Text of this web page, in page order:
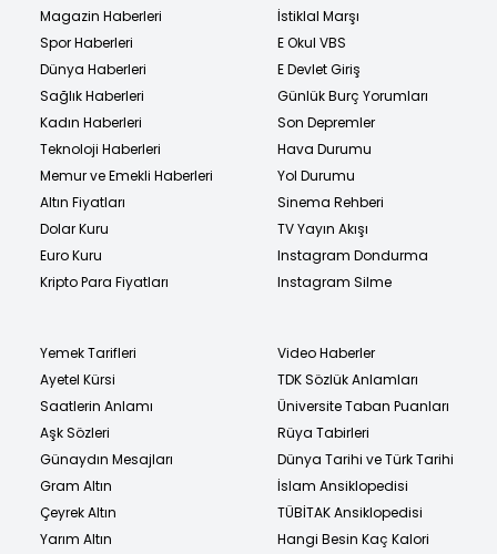
Magazin Haberleri
Spor Haberleri
Dünya Haberleri
Sağlık Haberleri
Kadın Haberleri
Teknoloji Haberleri
Memur ve Emekli Haberleri
Altın Fiyatları
Dolar Kuru
Euro Kuru
Kripto Para Fiyatları
İstiklal Marşı
E Okul VBS
E Devlet Giriş
Günlük Burç Yorumları
Son Depremler
Hava Durumu
Yol Durumu
Sinema Rehberi
TV Yayın Akışı
Instagram Dondurma
Instagram Silme
Yemek Tarifleri
Ayetel Kürsi
Saatlerin Anlamı
Aşk Sözleri
Günaydın Mesajları
Gram Altın
Çeyrek Altın
Yarım Altın
Video Haberler
TDK Sözlük Anlamları
Üniversite Taban Puanları
Rüya Tabirleri
Dünya Tarihi ve Türk Tarihi
İslam Ansiklopedisi
TÜBİTAK Ansiklopedisi
Hangi Besin Kaç Kalori